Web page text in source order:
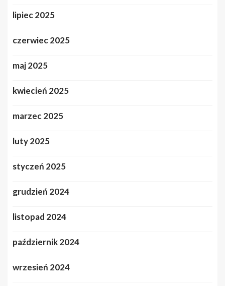
lipiec 2025
czerwiec 2025
maj 2025
kwiecień 2025
marzec 2025
luty 2025
styczeń 2025
grudzień 2024
listopad 2024
październik 2024
wrzesień 2024